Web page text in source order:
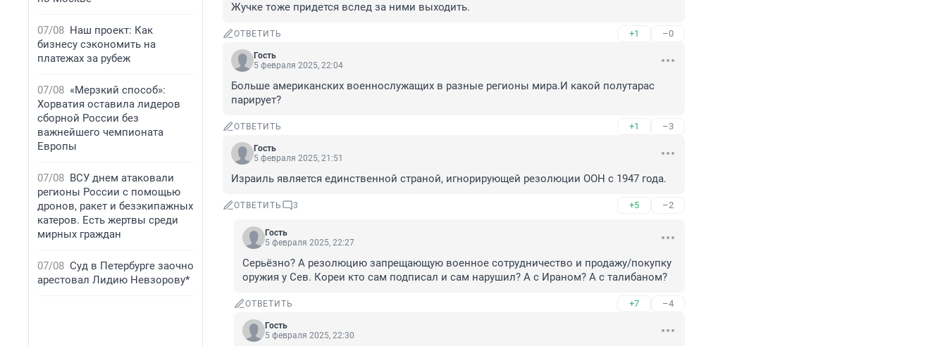
07/08 Наш проект: Как
бизнесу сэкономить на
платежах за рубеж
07/08 «Мерзкий способ»:
Хорватия оставила лидеров
сборной России без
важнейшего чемпионата
Европы
07/08 ВСУ днем атаковали
регионы России с помощью
дронов, ракет и безэкипажных
катеров. Есть жертвы среди
мирных граждан
07/08 Суд в Петербурге заочно
арестовал Лидию Невзорову*
Жучке тоже придется вслед за ними выходить.
ОТВЕТИТЬ +1 –0
Гость
5 февраля 2025, 22:04
Больше американских военнослужащих в разные регионы мира.И какой полутарас
парирует?
ОТВЕТИТЬ +1 –3
Гость
5 февраля 2025, 21:51
Израиль является единственной страной, игнорирующей резолюции ООН с 1947 года.
ОТВЕТИТЬ 3 +5 –2
Гость
5 февраля 2025, 22:27
Серьёзно? А резолюцию запрещающую военное сотрудничество и продажу/покупку
оружия у Сев. Кореи кто сам подписал и сам нарушил? А с Ираном? А с талибаном?
ОТВЕТИТЬ +7 –4
Гость
5 февраля 2025, 22:30